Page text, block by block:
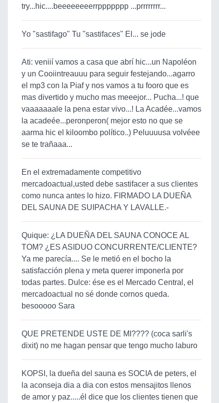
try...hic....beeeeeeeerrppppppp ...prrrrrrrr...
Yo "sastifago" Tu "sastifaces" El... se jode
Ati: veniií vamos a casa que abrí hic...un Napoléon
y un Cooiintreauuu para seguir festejando...agarro
el mp3 con la Piaf y nos vamos a tu fooro que es
mas divertido y mucho mas meeejor... Pucha...! que
vaaaaaaale la pena estar vivo...! La Acadée...vamos
la acadeée...peronperon( mejor esto no que se
aarma hic el kiloombo político..) Peluuuusa volvéee
se te trañaaa...
En el extremadamente competitivo
mercadoactual,usted debe sastifacer a sus clientes
como nunca antes lo hizo. FIRMADO LA DUEÑA
DEL SAUNA DE SUIPACHA Y LAVALLE.-
Quique: ¿LA DUEÑA DEL SAUNA CONOCE AL
TOM? ¿ES ASIDUO CONCURRENTE/CLIENTE?
Ya me parecía.... Se le metió en el bocho la
satisfacción plena y meta querer imponerla por
todas partes. Dulce: ése es el Mercado Central, el
mercadoactual no sé donde cornos queda.
besooooo Sara
QUE PRETENDE USTE DE MI???? (coca sarli's
dixit) no me hagan pensar que tengo mucho laburo
KOPSI, la dueña del sauna es SOCIA de peters, el
la aconseja dia a dia con estos mensajitos llenos
de amor y paz.....él dice que los clientes tienen que